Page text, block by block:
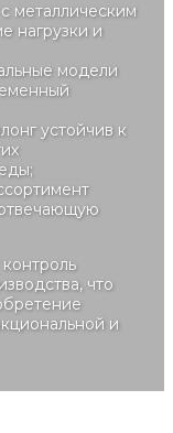
металлическим
нагрузки и
модели
устойчив к
что
и